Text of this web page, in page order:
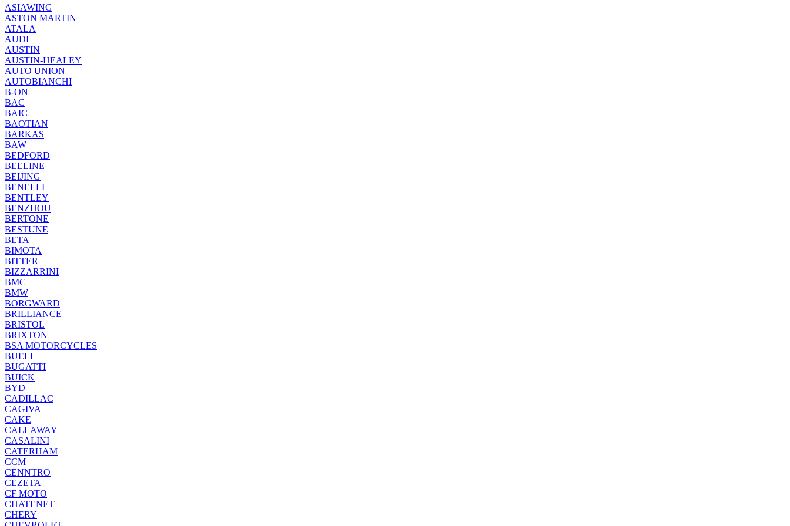
ASIAWING
ASTON MARTIN
ATALA
AUDI
AUSTIN
AUSTIN-HEALEY
AUTO UNION
AUTOBIANCHI
B-ON
BAC
BAIC
BAOTIAN
BARKAS
BAW
BEDFORD
BEELINE
BEIJING
BENELLI
BENTLEY
BENZHOU
BERTONE
BESTUNE
BETA
BIMOTA
BITTER
BIZZARRINI
BMC
BMW
BORGWARD
BRILLIANCE
BRISTOL
BRIXTON
BSA MOTORCYCLES
BUELL
BUGATTI
BUICK
BYD
CADILLAC
CAGIVA
CAKE
CALLAWAY
CASALINI
CATERHAM
CCM
CENNTRO
CEZETA
CF MOTO
CHATENET
CHERY